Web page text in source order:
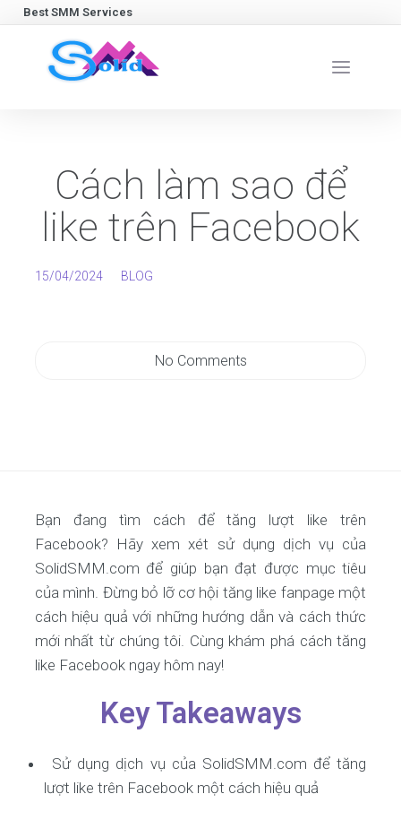
Best SMM Services
Cách làm sao để
like trên Facebook
15/04/2024 BLOG
No Comments
Bạn đang tìm cách để tăng lượt like trên
Facebook? Hãy xem xét sử dụng dịch vụ của
SolidSMM.com để giúp bạn đạt được mục tiêu
của mình. Đừng bỏ lỡ cơ hội tăng like fanpage một
cách hiệu quả với những hướng dẫn và cách thức
mới nhất từ chúng tôi. Cùng khám phá cách tăng
like Facebook ngay hôm nay!
Key Takeaways
Sử dụng dịch vụ của SolidSMM.com để tăng
lượt like trên Facebook một cách hiệu quả